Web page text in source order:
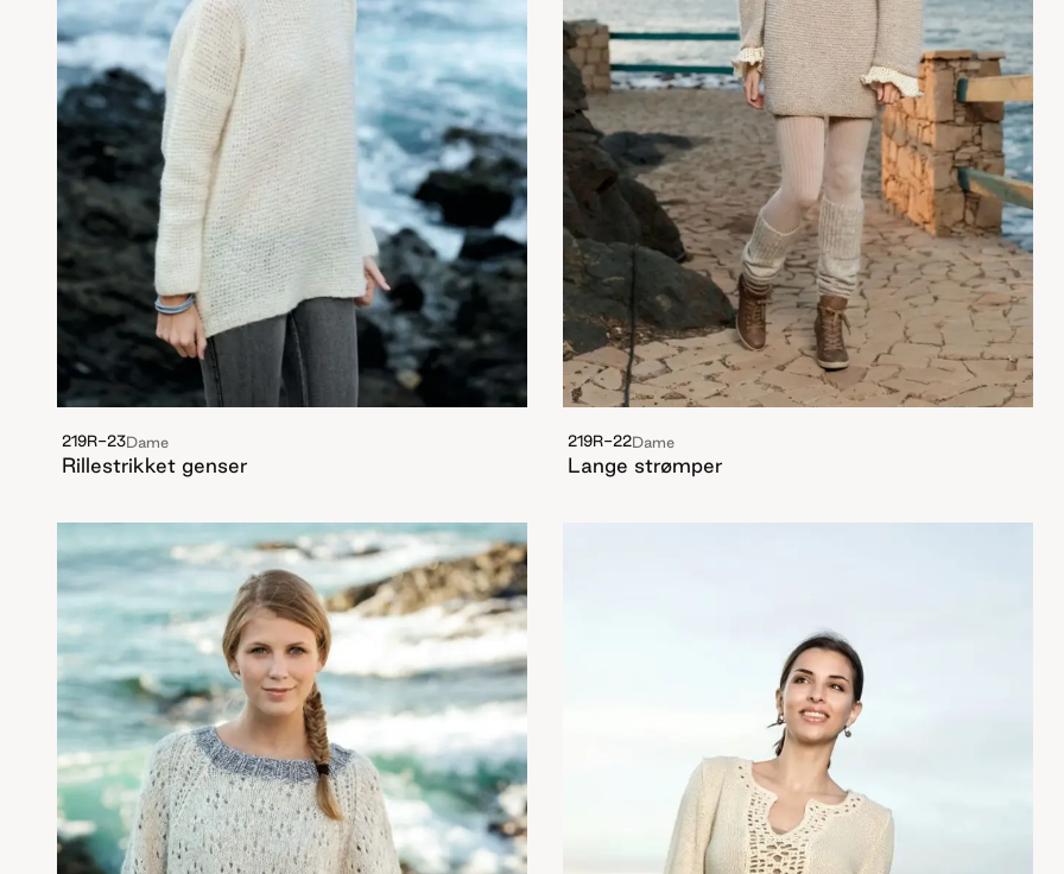
219R-23Dame
Rillestrikket genser
219R-22Dame
Lange strømper